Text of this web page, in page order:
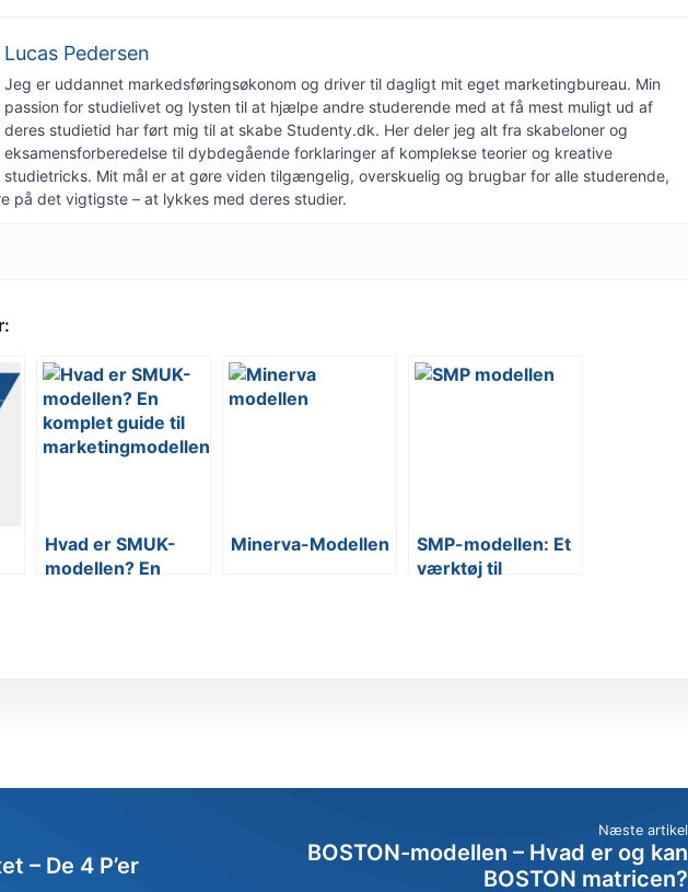
Lucas Pedersen
Jeg er uddannet markedsføringsøkonom og driver til dagligt mit eget marketingbureau. Min
passion for studielivet og lysten til at hjælpe andre studerende med at få mest muligt ud af
deres studietid har ført mig til at skabe Studenty.dk. Her deler jeg alt fra skabeloner og
eksamensforberedelse til dybdegående forklaringer af komplekse teorier og kreative
studietricks. Mit mål er at gøre viden tilgængelig, overskuelig og brugbar for alle studerende,
på det vigtigste – at lykkes med deres studier.
Hvad er SMUK-
modellen? En
Minerva-Modellen
SMP-modellen: Et
værktøj til
– De 4 P’er
Næste artikel
BOSTON-modellen – Hvad er og kan
BOSTON matricen?